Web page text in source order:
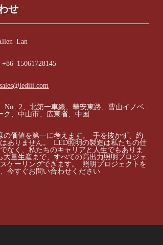
せ
Lan
15061728145
sales@lediii.com
No. 2、北第一車線、華安東路、曹山イノベ
ク、中山市、広東省、中国
の価値を第一に考えます。 手を抜かず、約
ありません。 LED照明の製造は私たちの仕
なく、私たちのキャリアと人生でもありま
大量生産まで、すべての高出力照明プロジェ
ケーリングできます。 照明プロジェクトを
今すぐお問い合わせください